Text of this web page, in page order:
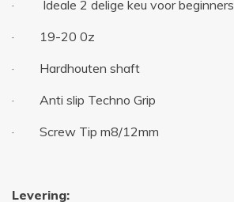
· Ideale 2 delige keu voor beginners
· 19-20 0z
· Hardhouten shaft
· Anti slip Techno Grip
· Screw Tip m8/12mm
Levering: